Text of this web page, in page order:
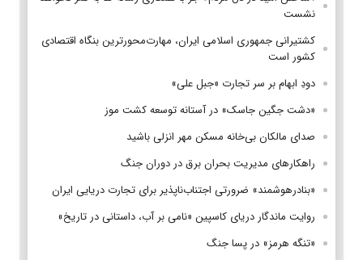
نشست
کشتیرانی جمهوری اسلامی ایران، مهارت‌محورترین بنگاه اقتصادی
کشور است
دودِ ابهام بر سر تجارت «جبل علی»
«دشت جگین جاسک» در آستانه توسعه کشت موز
صدای مالکان بی‌خانه مسکن مهر انزلی باشید
راهکارهای مدیریت بحران برق در دوران جنگ
«بنادرهوشمند» ضرورتی اجتناب‌ناپذیر برای تجارت دریایی ایران
روایت ماندگار دریای کاسپین «نامی بر آب، داستانی در تاریخ»
«تنگه هرمز» در پسا جنگ